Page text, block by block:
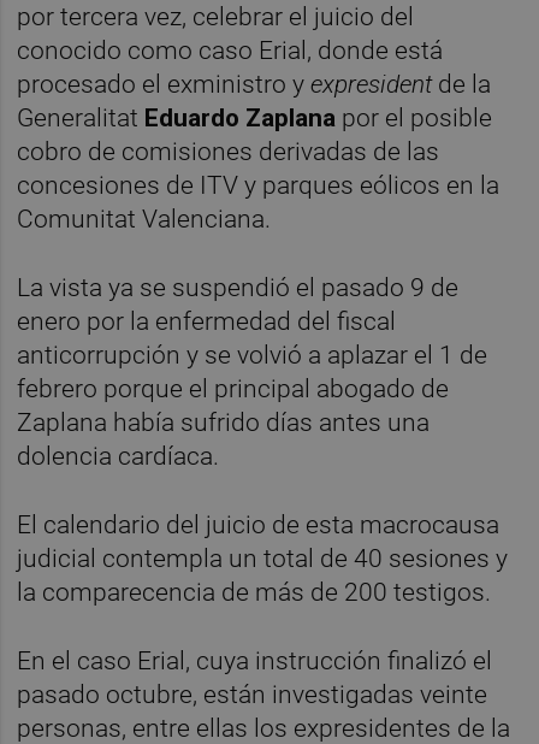
por tercera vez, celebrar el juicio del
conocido como caso Erial, donde está
procesado el exministro yexpresidentde la
Generalitat Eduardo Zaplana por el posible
cobro de comisiones derivadas de las
concesiones de ITV y parques eólicos en la
Comunitat Valenciana.
La vista ya se suspendió el pasado 9 de
enero por la enfermedad del fiscal
anticorrupción y se volvió a aplazar el 1 de
febrero porque el principal abogado de
Zaplana había sufrido días antes una
dolencia cardíaca.
El calendario del juicio de esta macrocausa
judicial contempla un total de 40 sesiones y
la comparecencia de más de 200 testigos.
En el caso Erial, cuya instrucción finalizó el
pasado octubre, están investigadas veinte
personas, entre ellas los expresidentes de la